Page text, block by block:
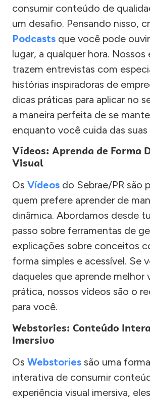
consumir conteúdo de
um desafio. Pensando nisso,
Podcasts que você pode
lugar, a qualquer hora. Nossos
trazem entrevistas com
histórias inspiradoras de
dicas práticas para aplicar no
a maneira perfeita de se
enquanto você cuida das suas
Vídeos: Aprenda de Forma
Visual
Os Vídeos do Sebrae/PR são
quem prefere aprender de
dinâmica. Abordamos desde
passo sobre ferramentas de
explicações sobre conceitos
forma simples e acessível. Se
daqueles que aprende melhor
prática, nossos vídeos são o
para você.
Webstories: Conteúdo
Imersivo
Os Webstories são uma
interativa de consumir
experiência visual imersiva,